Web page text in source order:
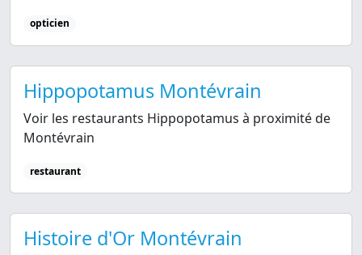
opticien
Hippopotamus Montévrain
Voir les restaurants Hippopotamus à proximité de
Montévrain
restaurant
Histoire d'Or Montévrain